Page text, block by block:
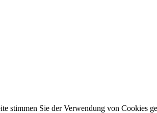
stimmen Sie der Verwendung von Cookies